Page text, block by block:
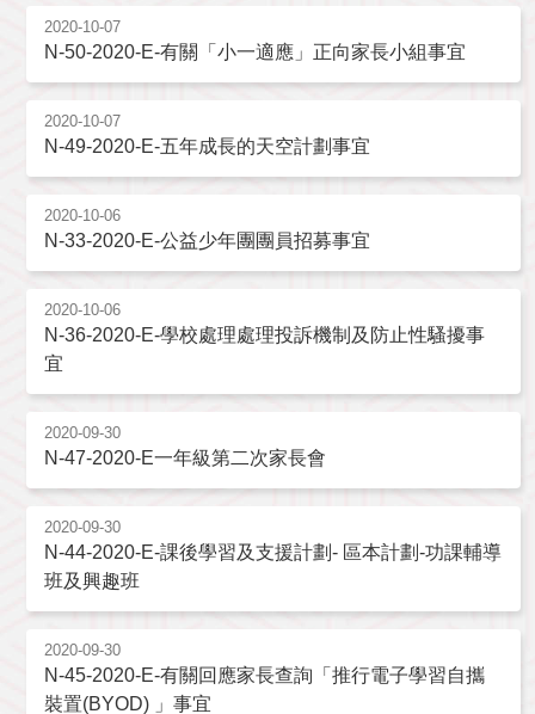
2020-10-07
N-50-2020-E-有關「小一適應」正向家長小組事宜
2020-10-07
N-49-2020-E-五年成長的天空計劃事宜
2020-10-06
N-33-2020-E-公益少年團團員招募事宜
2020-10-06
N-36-2020-E-學校處理處理投訴機制及防止性騷擾事
宜
2020-09-30
N-47-2020-E一年級第二次家長會
2020-09-30
N-44-2020-E-課後學習及支援計劃- 區本計劃-功課輔導
班及興趣班
2020-09-30
N-45-2020-E-有關回應家長查詢「推行電子學習自攜
裝置(BYOD) 」事宜